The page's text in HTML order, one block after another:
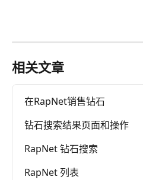
相关文章
在RapNet销售钻石
钻石搜索结果页面和操作
RapNet 钻石搜索
RapNet 列表